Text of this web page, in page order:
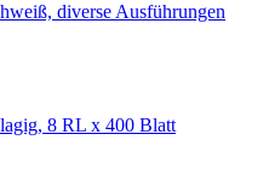
diverse Ausführungen
8 RL x 400 Blatt